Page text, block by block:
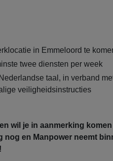
in Emmeloord te
twee diensten per week
taal, in verband
veiligheidsinstructies
wil je in aanmerking
nog en Manpower neemt